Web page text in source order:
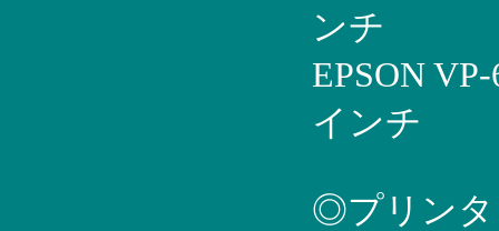
ンチ
EPSON
インチ
◎プリンタ